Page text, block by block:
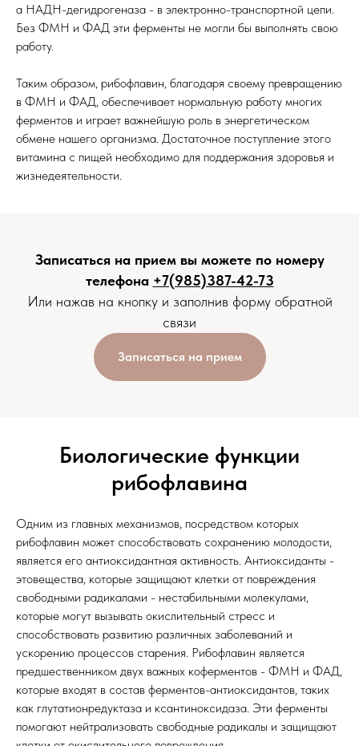
а НАДН-дегидрогеназа - в электронно-транспортной цепи.
Без ФМН и ФАД эти ферменты не могли бы выполнять свою
работу.
Таким образом, рибофлавин, благодаря своему превращению
в ФМН и ФАД, обеспечивает нормальную работу многих
ферментов и играет важнейшую роль в энергетическом
обмене нашего организма. Достаточное поступление этого
витамина с пищей необходимо для поддержания здоровья и
жизнедеятельности.
Записаться на прием вы можете по номеру
телефона +7(985)387-42-73
Или нажав на кнопку и заполнив форму обратной
связи
Записаться на прием
Биологические функции
рибофлавина
Одним из главных механизмов, посредством которых
рибофлавин может способствовать сохранению молодости,
является его антиоксидантная активность. Антиоксиданты -
этовещества, которые защищают клетки от повреждения
свободными радикалами - нестабильными молекулами,
которые могут вызывать окислительный стресс и
способствовать развитию различных заболеваний и
ускорению процессов старения. Рибофлавин является
предшественником двух важных коферментов - ФМН и ФАД,
которые входят в состав ферментов-антиоксидантов, таких
как глутатионредуктаза и ксантиноксидаза. Эти ферменты
помогают нейтрализовать свободные радикалы и защищают